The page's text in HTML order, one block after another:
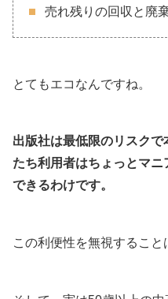
売れ残りの回収と廃
とてもエコなんですね。
出版社は最低限のリスク
たち利用者はちょっとマ
できるわけです。
この利便性を無視すること